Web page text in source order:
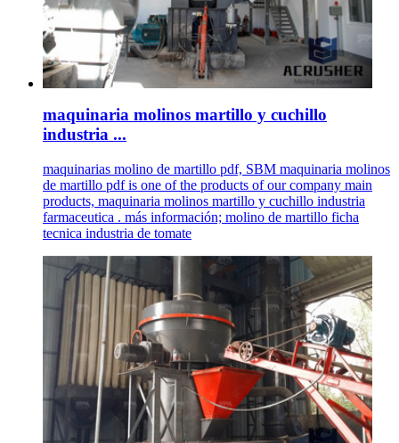
maquinaria molinos martillo y cuchillo
industria ...
maquinarias molino de martillo pdf, SBM maquinaria molinos
de martillo pdf is one of the products of our company main
products, maquinaria molinos martillo y cuchillo industria
farmaceutica . más información; molino de martillo ficha
tecnica industria de tomate